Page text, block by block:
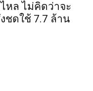
หล ไม่คิดว่าจะ
ชดใช้ 7.7 ล้าน